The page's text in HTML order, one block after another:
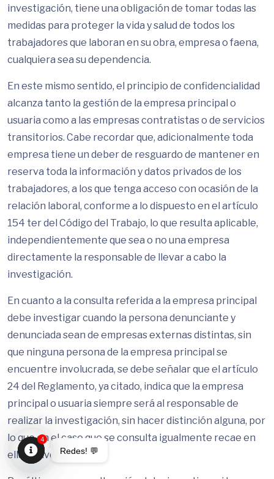
investigación, tiene una obligación de tomar todas las
medidas para proteger la vida y salud de todos los
trabajadores que laboran en su obra, empresa o faena,
cualquiera sea su dependencia.
En este mismo sentido, el principio de confidencialidad
alcanza tanto la gestión de la empresa principal o
usuaria como a las empresas contratistas o de servicios
transitorios. Cabe recordar que, adicionalmente toda
empresa tiene un deber de resguardo de mantener en
reserva toda la información y datos privados de los
trabajadores, a los que tenga acceso con ocasión de la
relación laboral, conforme a lo dispuesto en el artículo
154 ter del Código del Trabajo, lo que resulta aplicable,
independientemente que sea o no una empresa
directamente la responsable de llevar a cabo la
investigación.
En cuanto a la consulta referida a la empresa principal
debe investigar cuando la persona denunciante y
denunciada sean de empresas externas distintas, sin
que ninguna persona de la empresa principal se
encuentre involucrada, se debe señalar que el artículo
24 del Reglamento, ya citado, indica que la empresa
principal o usuaria siempre será al responsable de
realizar la investigación, sin hacer distinción alguna, por
lo que en el caso que se consulta igualmente recae en
ella la investigación.
Redes! 💬
4